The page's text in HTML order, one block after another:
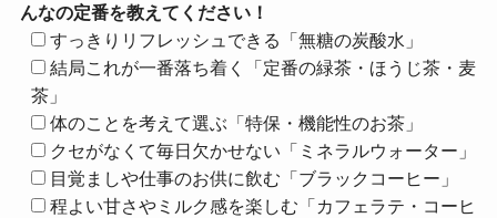
んなの定番を教えてください！
すっきりリフレッシュできる「無糖の炭酸水」
結局これが一番落ち着く「定番の緑茶・ほうじ茶・麦
茶」
体のことを考えて選ぶ「特保・機能性のお茶」
クセがなくて毎日欠かせない「ミネラルウォーター」
目覚ましや仕事のお供に飲む「ブラックコーヒー」
程よい甘さやミルク感を楽しむ「カフェラテ・コーヒ